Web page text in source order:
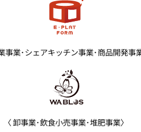
事業･シェアキッチン事業･商品開発事
卸事業･飲食小売事業･堆肥事業